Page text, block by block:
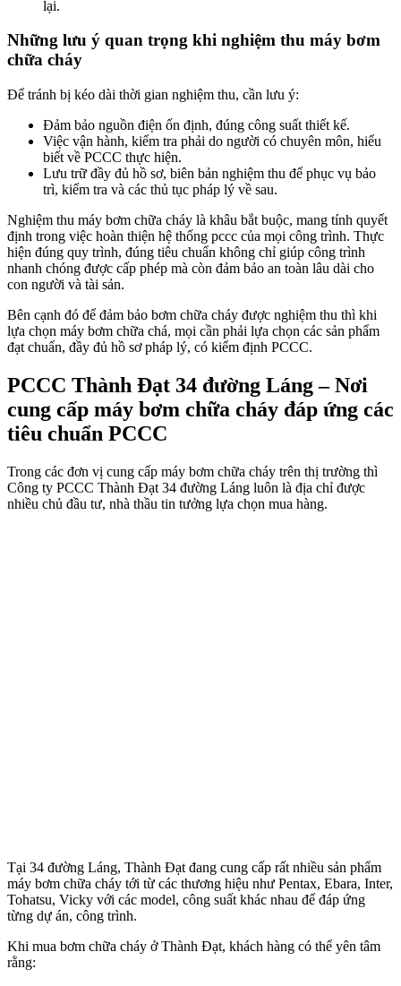
lại.
Những lưu ý quan trọng khi nghiệm thu máy bơm
chữa cháy
Để tránh bị kéo dài thời gian nghiệm thu, cần lưu ý:
Đảm bảo nguồn điện ổn định, đúng công suất thiết kế.
Việc vận hành, kiểm tra phải do người có chuyên môn, hiểu
biết về PCCC thực hiện.
Lưu trữ đầy đủ hồ sơ, biên bản nghiệm thu để phục vụ bảo
trì, kiểm tra và các thủ tục pháp lý về sau.
Nghiệm thu máy bơm chữa cháy là khâu bắt buộc, mang tính quyết
định trong việc hoàn thiện hệ thống pccc của mọi công trình. Thực
hiện đúng quy trình, đúng tiêu chuẩn không chỉ giúp công trình
nhanh chóng được cấp phép mà còn đảm bảo an toàn lâu dài cho
con người và tài sản.
Bên cạnh đó để đảm bảo bơm chữa cháy được nghiệm thu thì khi
lựa chọn máy bơm chữa chá, mọi cần phải lựa chọn các sản phẩm
đạt chuẩn, đầy đủ hồ sơ pháp lý, có kiểm định PCCC.
PCCC Thành Đạt 34 đường Láng – Nơi
cung cấp máy bơm chữa cháy đáp ứng các
tiêu chuẩn PCCC
Trong các đơn vị cung cấp máy bơm chữa cháy trên thị trường thì
Công ty PCCC Thành Đạt 34 đường Láng luôn là địa chỉ được
nhiều chủ đầu tư, nhà thầu tin tưởng lựa chọn mua hàng.
Tại 34 đường Láng, Thành Đạt đang cung cấp rất nhiều sản phẩm
máy bơm chữa cháy tới từ các thương hiệu như Pentax, Ebara, Inter,
Tohatsu, Vicky với các model, công suất khác nhau để đáp ứng
từng dự án, công trình.
Khi mua bơm chữa cháy ở Thành Đạt, khách hàng có thể yên tâm
rằng: